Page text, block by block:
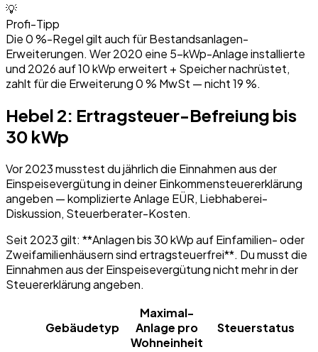
💡
Profi-Tipp
Die 0 %-Regel gilt auch für Bestandsanlagen-
Erweiterungen. Wer 2020 eine 5-kWp-Anlage installierte
und 2026 auf 10 kWp erweitert + Speicher nachrüstet,
zahlt für die Erweiterung 0 % MwSt — nicht 19 %.
Hebel 2: Ertragsteuer-Befreiung bis
30 kWp
Vor 2023 musstest du jährlich die Einnahmen aus der
Einspeisevergütung in deiner Einkommensteuererklärung
angeben — komplizierte Anlage EÜR, Liebhaberei-
Diskussion, Steuerberater-Kosten.
Seit 2023 gilt: **Anlagen bis 30 kWp auf Einfamilien- oder
Zweifamilienhäusern sind ertragsteuerfrei**. Du musst die
Einnahmen aus der Einspeisevergütung nicht mehr in der
Steuererklärung angeben.
Gebäudetyp
Maximal-
Anlage pro
Wohneinheit
Steuerstatus